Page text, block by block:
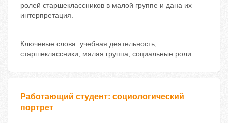
ролей старшеклассников в малой группе и дана их
интерпретация.
Ключевые слова: учебная деятельность,
старшеклассники, малая группа, социальные роли
Работающий студент: социологический
портрет